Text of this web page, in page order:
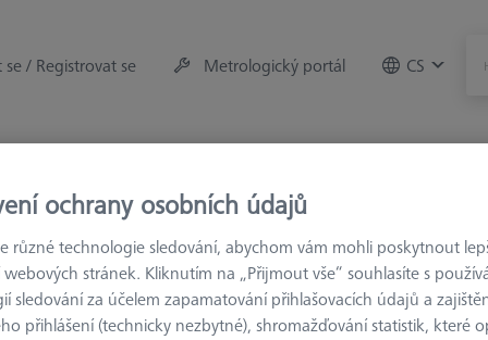
se / Registrovat se Metrologický portál CS
Prodloužení M3 XXT CFX®
ochrany osobních údajů
různé technologie sledování, abychom vám mohli poskytnout
stránek. Kliknutím na „Přijmout vše“ souhlasíte s
sledování za účelem zapamatování přihlašovacích údajů a
přihlášení (technicky nezbytné), shromažďování statistik, které